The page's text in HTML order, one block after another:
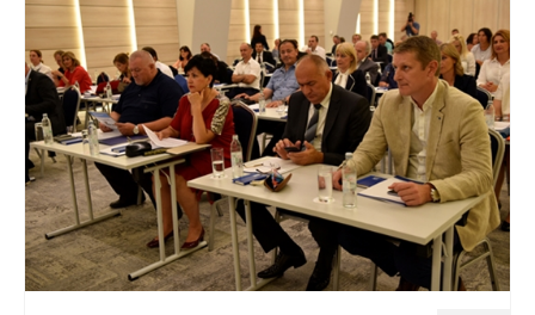
Program energetske efikasnosti u stambenom
sektoru